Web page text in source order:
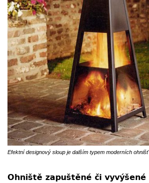
Efektní designový sloup je dalším typem moderních ohnišť
Ohniště zapuštěné či vyvýšené